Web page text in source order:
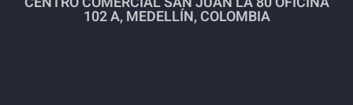
102 A, MEDELLÍN, COLOMBIA